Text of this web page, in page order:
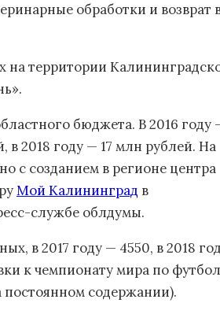
обработки и возврат
территории
бюджета. В 2016 году
в 2018 году — 17 млн рублей. На
с созданием в регионе центра
Мой Калининград в
службе облдумы.
в 2017 году — 4550, в 2018
к чемпионату мира по
постоянном содержании).